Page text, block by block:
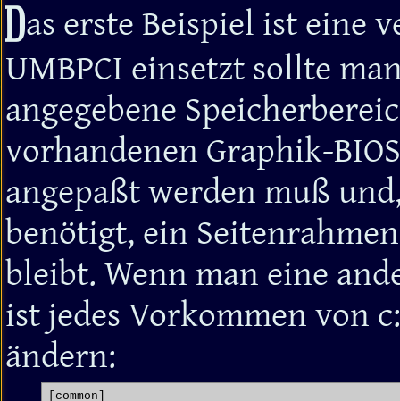
Das erste Beispiel ist eine
UMBPCI einsetzt sollte
angegebene
vorhandenen Graphik-
angepaßt werden muß
benötigt, ein
bleibt. Wenn man eine
ist jedes Vorkommen von
ändern: